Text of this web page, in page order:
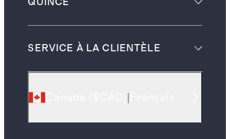
QUINCE
SERVICE À LA CLIENTÈLE